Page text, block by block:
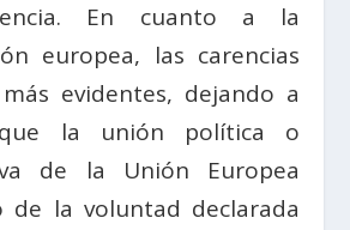
En cuanto a la
europea, las carencias
evidentes, dejando a
la unión política o
de la Unión Europea
de la voluntad declarada